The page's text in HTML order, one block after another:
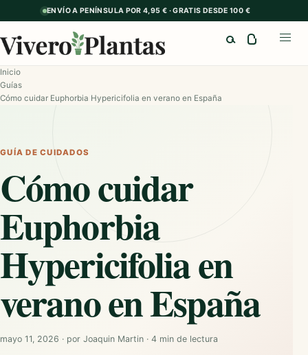
ENVÍO A PENÍNSULA POR 4,95 € · GRATIS DESDE 100 €
Inicio
Guías
Cómo cuidar Euphorbia Hypericifolia en verano en España
GUÍA DE CUIDADOS
Cómo cuidar
Euphorbia
Hypericifolia en
verano en España
mayo 11, 2026 · por Joaquin Martin · 4 min de lectura